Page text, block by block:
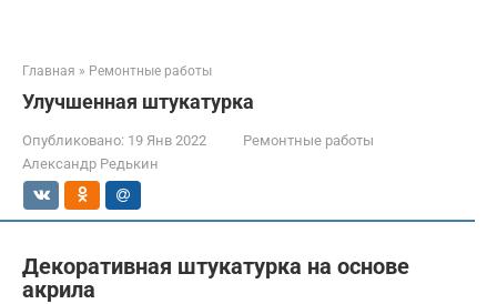
Главная » Ремонтные работы
Улучшенная штукатурка
Опубликовано: 19 Янв 2022
Ремонтные работы
Александр Редькин
Декоративная штукатурка на основе
акрила